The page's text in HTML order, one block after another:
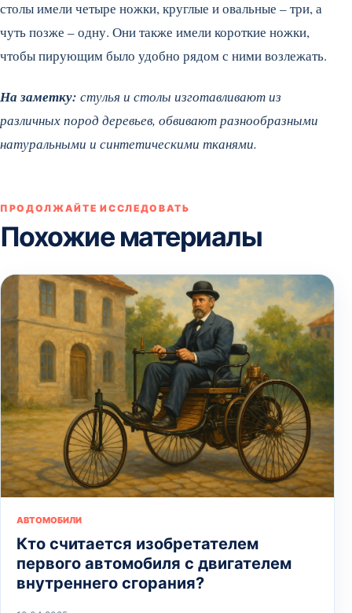
столы имели четыре ножки, круглые и овальные – три, а
чуть позже – одну. Они также имели короткие ножки,
чтобы пирующим было удобно рядом с ними возлежать.
На заметку: стулья и столы изготавливают из
различных пород деревьев, обвивают разнообразными
натуральными и синтетическими тканями.
ПРОДОЛЖАЙТЕ ИССЛЕДОВАТЬ
Похожие материалы
АВТОМОБИЛИ
Кто считается изобретателем
первого автомобиля с двигателем
внутреннего сгорания?